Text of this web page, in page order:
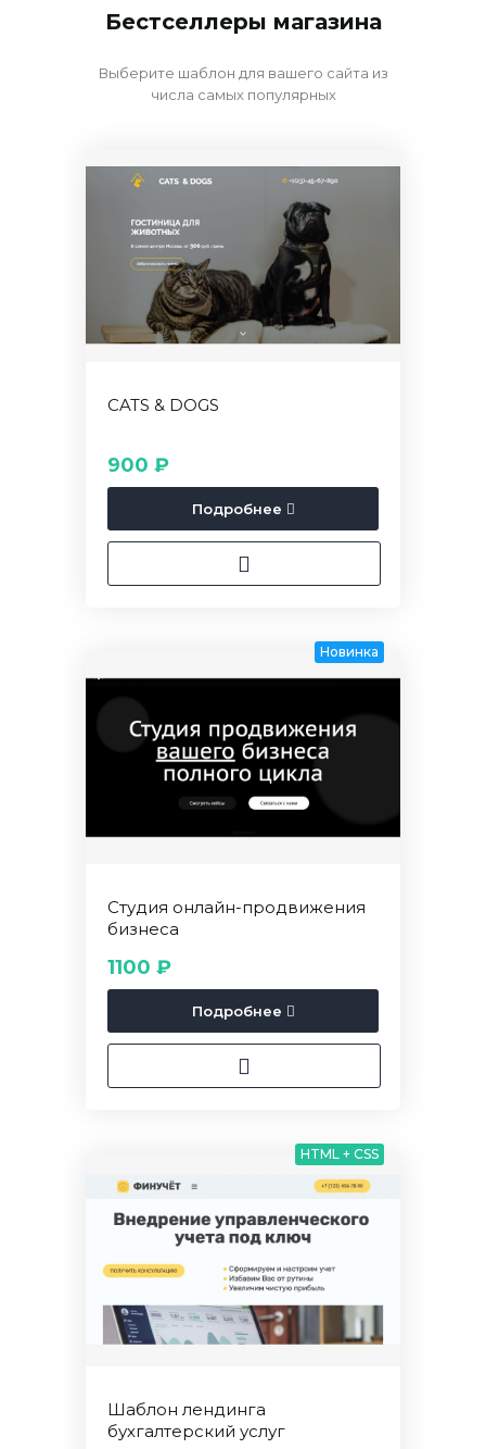
Бестселлеры магазина
Выберите шаблон для вашего сайта из
числа самых популярных
CATS & DOGS
900 ₽
Подробнее
Новинка
Студия онлайн-продвижения
бизнеса
1100 ₽
Подробнее
HTML + CSS
Шаблон лендинга
бухгалтерский услуг